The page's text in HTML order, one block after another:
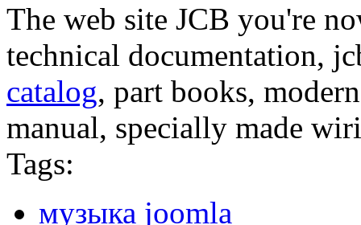
The web site JCB you're
technical documentation,
catalog, part books,
manual, specially made
Tags:
музыка joomla